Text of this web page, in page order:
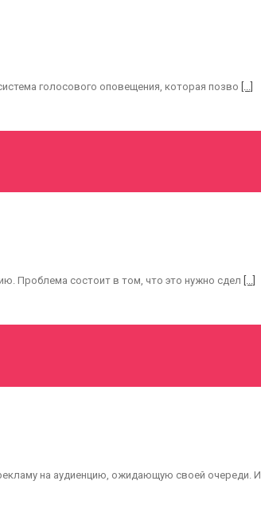
голосового оповещения, которая позво
Проблема состоит в том, что это нужно сдел [...]
на аудиенцию, ожидающую своей очереди. И